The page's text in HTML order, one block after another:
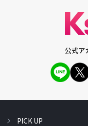
公式ア
PICK UP